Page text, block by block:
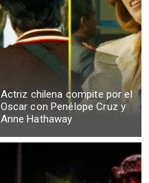
Actriz chilena compite por el
Oscar con Penélope Cruz y
Anne Hathaway